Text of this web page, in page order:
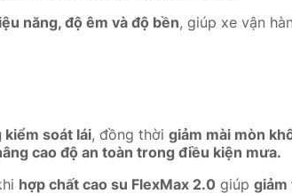
năng, độ êm và độ bền, giúp xe vận
kiểm soát lái, đồng thời giảm mài mòn
cao độ an toàn trong điều kiện mưa.
hợp chất cao su FlexMax 2.0 giúp giảm